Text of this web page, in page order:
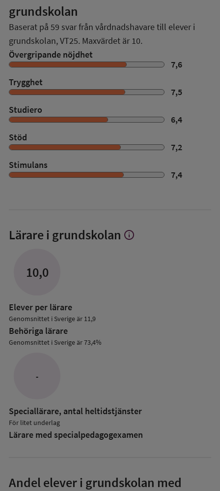
grundskolan
Baserat på 59 svar från vårdnadshavare till elever i
grundskolan,VT25. Maxvärdet är 10.
Övergripande nöjdhet
7,6
Trygghet
7,5
Studiero
6,4
Stöd
7,2
Stimulans
7,4
Lärare i grundskolan Visa
info
10,0
Elever per lärare
Genomsnittet i Sverige är 11,9
Behöriga lärare
Genomsnittet i Sverige är 73,4%
-
Speciallärare, antal heltidstjänster
För litet underlag
Lärare med specialpedagog­examen
Andel elever i grundskolan med